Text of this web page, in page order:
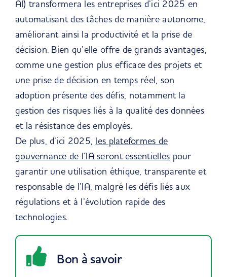
AI) transformera les entreprises d’ici 2025 en
automatisant des tâches de manière autonome,
améliorant ainsi la productivité et la prise de
décision. Bien qu’elle offre de grands avantages,
comme une gestion plus efficace des projets et
une prise de décision en temps réel, son
adoption présente des défis, notamment la
gestion des risques liés à la qualité des données
et la résistance des employés.
De plus, d’ici 2025, les plateformes de
gouvernance de l’IA seront essentielles pour
garantir une utilisation éthique, transparente et
responsable de l’IA, malgré les défis liés aux
régulations et à l’évolution rapide des
technologies.
Bon à savoir